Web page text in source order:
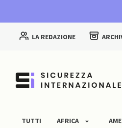
LA REDAZIONE
TUTTI AFRICA